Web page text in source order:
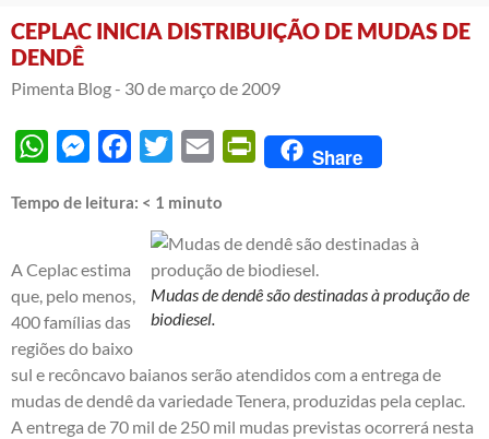
CEPLAC INICIA DISTRIBUIÇÃO DE MUDAS DE
DENDÊ
Pimenta Blog - 30 de março de 2009
WhatsAppMessengerFacebook
Twitter Email PrintFriendly
Share
Tempo de leitura: < 1 minuto
Mudas de dendê são destinadas à produção de
biodiesel.
A Ceplac estima
que, pelo menos,
400 famílias das
regiões do baixo
sul e recôncavo baianos serão atendidos com a entrega de
mudas de dendê da variedade Tenera, produzidas pela ceplac.
A entrega de 70 mil de 250 mil mudas previstas ocorrerá nesta